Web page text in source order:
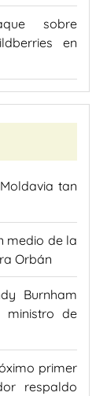
sobre
en
tan
medio de la
Orbán
Burnham
ministro de
primer
respaldo